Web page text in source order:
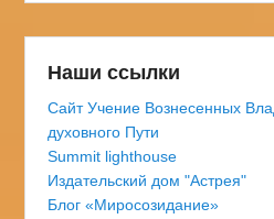
Наши ссылки
Сайт Учение Вознесенных
духовного Пути
Summit lighthouse
Издательский дом "Астрея"
Блог «Миросозидание»